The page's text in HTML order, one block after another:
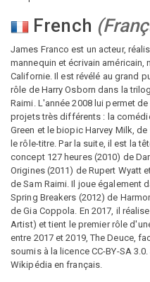
French (
James Franco est un acteur,
mannequin et écrivain américain,
Californie. Il est révélé au grand
rôle de Harry Osborn dans la
Raimi. L'année 2008 lui permet
projets très différents : la
Green et le biopic Harvey Milk,
le rôle-titre. Par la suite, il est la
concept 127 heures (2010) de
Origines (2011) de Rupert Wyatt
de Sam Raimi. Il joue également
Spring Breakers (2012) de
de Gia Coppola. En 2017, il
Artist) et tient le premier rôle
entre 2017 et 2019, The Deuce,
soumis à la licence CC-BY-SA
Wikipédia en français.